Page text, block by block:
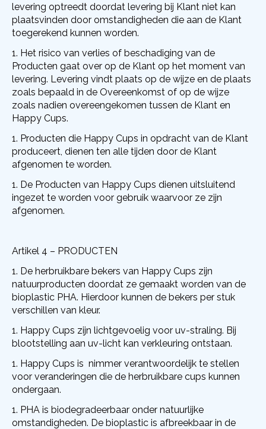
levering optreedt doordat levering bij Klant niet kan
plaatsvinden door omstandigheden die aan de Klant
toegerekend kunnen worden.
Het risico van verlies of beschadiging van de
Producten gaat over op de Klant op het moment van
levering. Levering vindt plaats op de wijze en de plaats
zoals bepaald in de Overeenkomst of op de wijze
zoals nadien overeengekomen tussen de Klant en
Happy Cups.
Producten die Happy Cups in opdracht van de Klant
produceert, dienen ten alle tijden door de Klant
afgenomen te worden.
De Producten van Happy Cups dienen uitsluitend
ingezet te worden voor gebruik waarvoor ze zijn
afgenomen.
Artikel 4 – PRODUCTEN
De herbruikbare bekers van Happy Cups zijn
natuurproducten doordat ze gemaakt worden van de
bioplastic PHA. Hierdoor kunnen de bekers per stuk
verschillen van kleur.
Happy Cups zijn lichtgevoelig voor uv-straling. Bij
blootstelling aan uv-licht kan verkleuring ontstaan.
Happy Cups is nimmer verantwoordelijk te stellen
voor veranderingen die de herbruikbare cups kunnen
ondergaan.
PHA is biodegradeerbaar onder natuurlijke
omstandigheden. De bioplastic is afbreekbaar in de